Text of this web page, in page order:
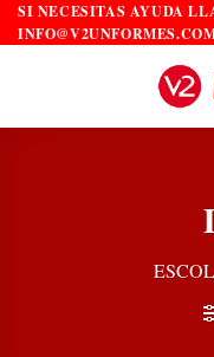
Saltar
al
SI NECESITAS AYUDA